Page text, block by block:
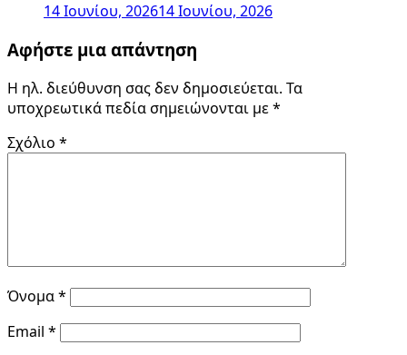
14 Ιουνίου, 202614 Ιουνίου, 2026
Αφήστε μια απάντηση
Η ηλ. διεύθυνση σας δεν δημοσιεύεται. Τα
υποχρεωτικά πεδία σημειώνονται με*
Σχόλιο *
Όνομα*
Email *